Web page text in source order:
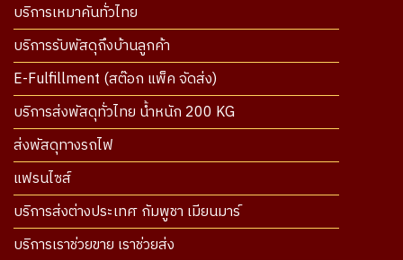
บริการเหมาคันทั่วไทย
บริการรับพัสดุถึงบ้านลูกค้า
E-Fulfillment (สต๊อก แพ็ค จัดส่ง)
บริการส่งพัสดุทั่วไทย น้ำหนัก 200 KG
ส่งพัสดุทางรถไฟ
แฟรนไซส์
บริการส่งต่างประเทศ กัมพูชา เมียนมาร์
บริการเราช่วยขาย เราช่วยส่ง